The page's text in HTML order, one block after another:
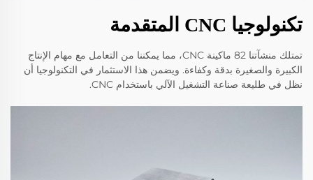
تكنولوجيا CNC المتقدمة
تمتلك منشآتنا 82 ماكينة CNC، مما يمكننا من التعامل مع مهام الإنتاج
الكبيرة والصغيرة بدقة وكفاءة. ويضمن هذا الاستثمار في التكنولوجيا أن
نظل في طليعة صناعة التشغيل الآلي باستخدام CNC.